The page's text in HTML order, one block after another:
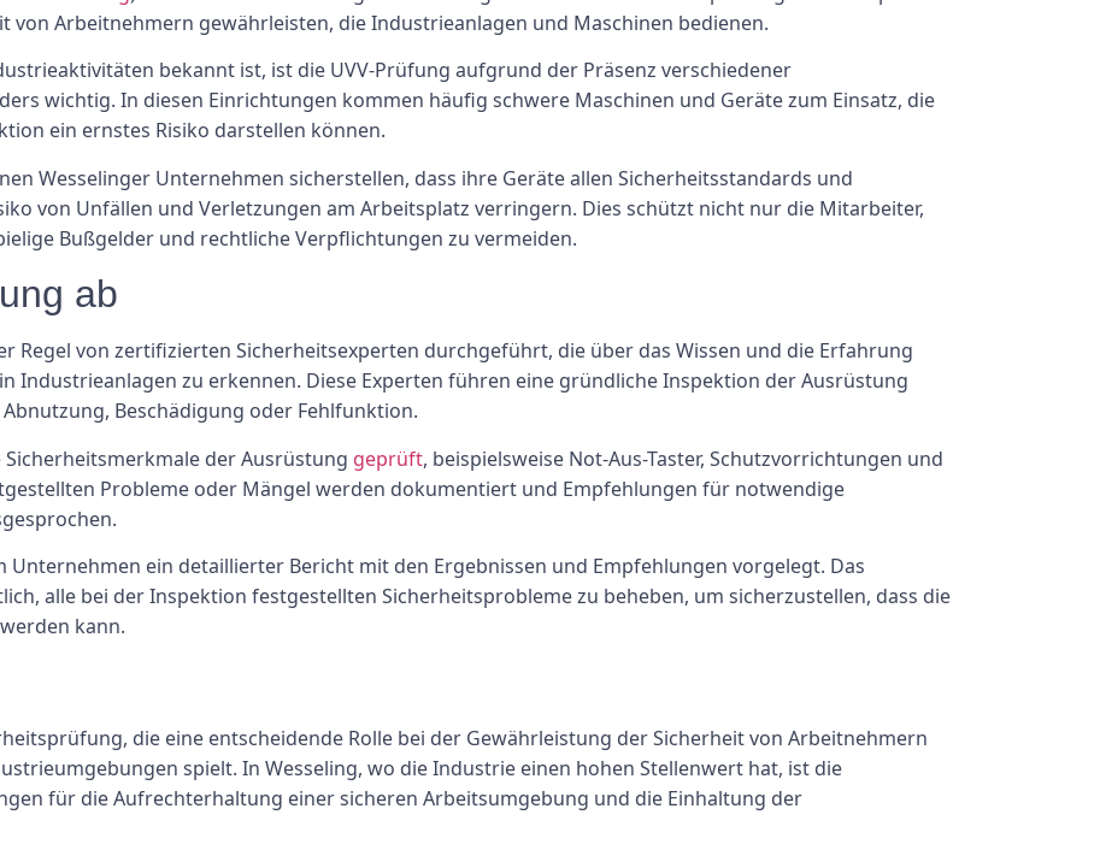
von Arbeitnehmern gewährleisten, die Industrieanlagen und Maschinen bedienen.
bekannt ist, ist die UVV-Prüfung aufgrund der Präsenz verschiedener
wichtig. In diesen Einrichtungen kommen häufig schwere Maschinen und Geräte zum Einsatz, die
ein ernstes Risiko darstellen können.
Wesselinger Unternehmen sicherstellen, dass ihre Geräte allen Sicherheitsstandards und
von Unfällen und Verletzungen am Arbeitsplatz verringern. Dies schützt nicht nur die Mitarbeiter,
Bußgelder und rechtliche Verpflichtungen zu vermeiden.
ab
Regel von zertifizierten Sicherheitsexperten durchgeführt, die über das Wissen und die Erfahrung
Industrieanlagen zu erkennen. Diese Experten führen eine gründliche Inspektion der Ausrüstung
Beschädigung oder Fehlfunktion.
der Ausrüstung geprüft, beispielsweise Not-Aus-Taster, Schutzvorrichtungen und
Probleme oder Mängel werden dokumentiert und Empfehlungen für notwendige
Unternehmen ein detaillierter Bericht mit den Ergebnissen und Empfehlungen vorgelegt. Das
alle bei der Inspektion festgestellten Sicherheitsprobleme zu beheben, um sicherzustellen, dass die
kann.
die eine entscheidende Rolle bei der Gewährleistung der Sicherheit von Arbeitnehmern
spielt. In Wesseling, wo die Industrie einen hohen Stellenwert hat, ist die
für die Aufrechterhaltung einer sicheren Arbeitsumgebung und die Einhaltung der